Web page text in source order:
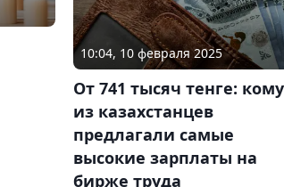
10:04, 10 февраля 2025
От 741 тысяч тенге: кому
из казахстанцев
предлагали самые
высокие зарплаты на
бирже труда